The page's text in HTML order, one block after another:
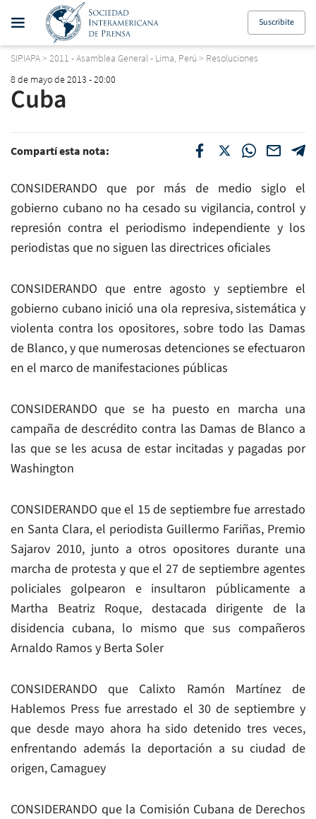
Suscribite
SIPIAPA> 2011 - Asamblea General - Lima, Perú > Resoluciones
8 de mayo de 2013 - 20:00
Cuba
Compartí esta nota:
CONSIDERANDO que por más de medio siglo el
gobierno cubano no ha cesado su vigilancia, control y
represión contra el periodismo independiente y los
periodistas que no siguen las directrices oficiales
CONSIDERANDO que entre agosto y septiembre el
gobierno cubano inició una ola represiva, sistemática y
violenta contra los opositores, sobre todo las Damas
de Blanco, y que numerosas detenciones se efectuaron
en el marco de manifestaciones públicas
CONSIDERANDO que se ha puesto en marcha una
campaña de descrédito contra las Damas de Blanco a
las que se les acusa de estar incitadas y pagadas por
Washington
CONSIDERANDO que el 15 de septiembre fue arrestado
en Santa Clara, el periodista Guillermo Fariñas, Premio
Sajarov 2010, junto a otros opositores durante una
marcha de protesta y que el 27 de septiembre agentes
policiales golpearon e insultaron públicamente a
Martha Beatriz Roque, destacada dirigente de la
disidencia cubana, lo mismo que sus compañeros
Arnaldo Ramos y Berta Soler
CONSIDERANDO que Calixto Ramón Martínez de
Hablemos Press fue arrestado el 30 de septiembre y
que desde mayo ahora ha sido detenido tres veces,
enfrentando además la deportación a su ciudad de
origen, Camaguey
CONSIDERANDO que la Comisión Cubana de Derechos